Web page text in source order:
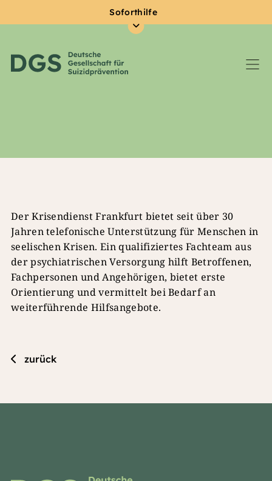
Soforthilfe
Der Krisendienst Frankfurt bietet seit über 30
Jahren telefonische Unterstützung für Menschen in
seelischen Krisen. Ein qualifiziertes Fachteam aus
der psychiatrischen Versorgung hilft Betroffenen,
Fachpersonen und Angehörigen, bietet erste
Orientierung und vermittelt bei Bedarf an
weiterführende Hilfsangebote.
zurück